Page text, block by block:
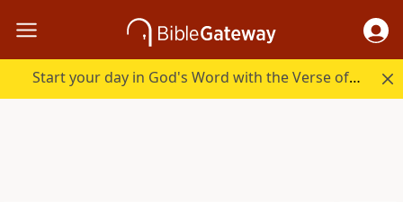
Start your day in God's Word with the Verse of the Day.